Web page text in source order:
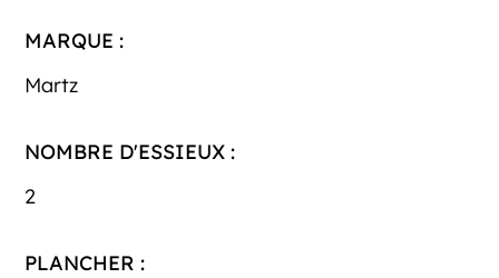
MARQUE :
Martz
NOMBRE D'ESSIEUX :
2
PLANCHER :